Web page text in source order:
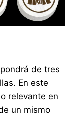
de tres
En este
relevante en
un mismo